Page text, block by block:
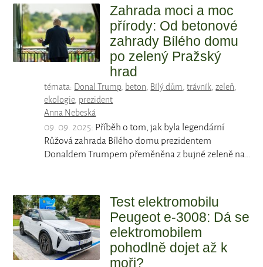
Zahrada moci a moc
přírody: Od betonové
zahrady Bílého domu
po zelený Pražský
hrad
témata: Donal Trump, beton, Bílý dům,trávník,zeleň,
ekologie, prezident
Anna Nebeská
09. 09. 2025: Příběh o tom, jak byla legendární
Růžová zahrada Bílého domu prezidentem
Donaldem Trumpem přeměněna z bujné zeleně na…
Test elektromobilu
Peugeot e-3008: Dá se
elektromobilem
pohodlně dojet až k
moři?